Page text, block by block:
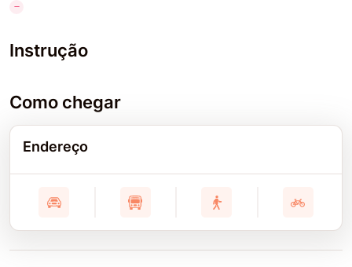
Instrução
Como chegar
Endereço